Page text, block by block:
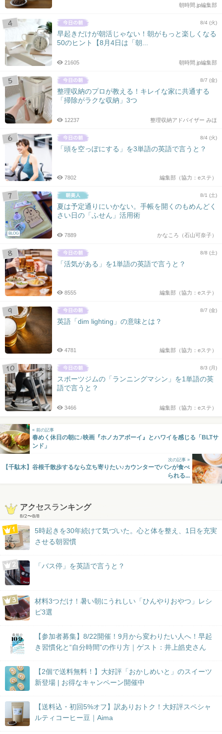
朝時間.jp編集部
8/4 (火)
早起きだけが朝活じゃない！朝がもっと楽しくなる
50のヒント【8月4日は「朝...
朝時間.jp編集部
21605
8/7 (金)
整理収納のプロが教える！キレイな家に共通する
「掃除がラクな収納」3つ
整理収納アドバイザー みほ
12237
8/4 (火)
「頭を空っぽにする」を3単語の英語で言うと？
編集部（協力：eステ）
7802
BLOG
8/1 (土)
夏は予定通りにいかない。手帳を開くのもめんどく
さい日の「ふせん」活用術
かなころ（石山可奈子）
7889
8/8 (土)
「活気がある」を1単語の英語で言うと？
編集部（協力：eステ）
8555
8/7 (金)
英語「dim lighting」の意味とは？
編集部（協力：eステ）
4781
8/3 (月)
スポーツジムの「ランニングマシン」を1単語の英
語で言うと？
編集部（協力：eステ）
3466
« 前の記事
春めく休日の朝に♪映画『ホノカアボーイ』とハワイを感じる「BLTサ
ンド」
次の記事 »
【千駄木】谷根千散歩するなら立ち寄りたい♪カウンターでパンが食べ
られる...
アクセスランキング
8/2〜8/8
5時起きを30年続けて気づいた。心と体を整え、1日を充実
させる朝習慣
「バス停」を英語で言うと？
材料3つだけ！暑い朝にうれしい「ひんやりおやつ」レシ
ピ3選
【参加者募集】8/22開催！9月から変わりたい人へ！早起
き習慣化と“自分時間”の作り方｜ゲスト：井上皓史さん
【2個で送料無料！】大好評「おかしめいと」のスイーツ
新登場 | お得なキャンペーン開催中
【送料込・初回5%オフ】訳ありおトク！大好評スペシャ
ルティコーヒー豆｜Aima